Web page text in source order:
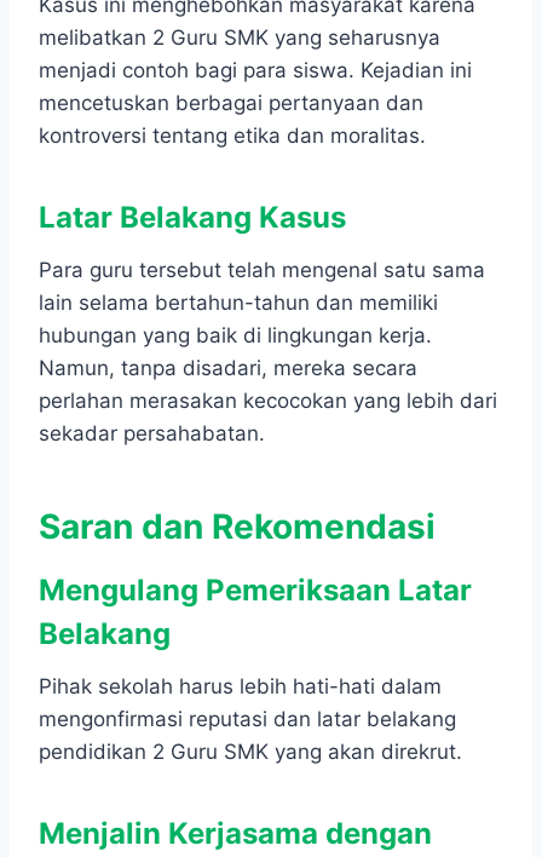
melibatkan 2 Guru SMK yang seharusnya
menjadi contoh bagi para siswa. Kejadian ini
mencetuskan berbagai pertanyaan dan
kontroversi tentang etika dan moralitas.
Latar Belakang Kasus
Para guru tersebut telah mengenal satu sama
lain selama bertahun-tahun dan memiliki
hubungan yang baik di lingkungan kerja.
Namun, tanpa disadari, mereka secara
perlahan merasakan kecocokan yang lebih dari
sekadar persahabatan.
Saran dan Rekomendasi
Mengulang Pemeriksaan Latar
Belakang
Pihak sekolah harus lebih hati-hati dalam
mengonfirmasi reputasi dan latar belakang
pendidikan 2 Guru SMK yang akan direkrut.
Menjalin Kerjasama dengan